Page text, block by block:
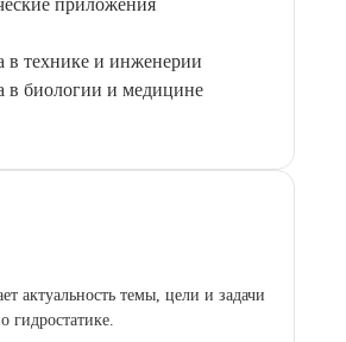
в технике и инженерии
в биологии и медицине
актуальность темы, цели и задачи
гидростатике.